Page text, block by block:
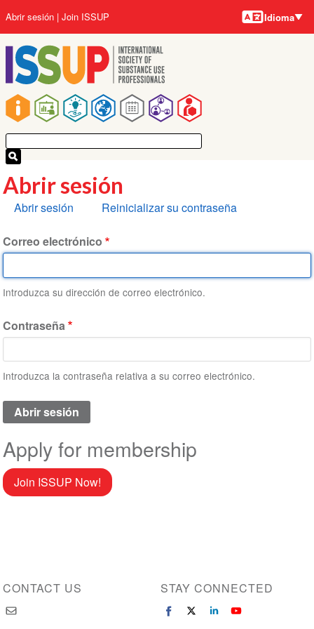
al
contenido
principal
Main
navigation
User
account
menu
Abrir sesión Join ISSUP Idiomas
Idioma
Abrir sesión
Solapas
Abrir sesión Reinicializar su contraseña
Correo electrónico
Introduzca su dirección de correo electrónico.
Contraseña
Introduzca la contraseña relativa a su correo electrónico.
Apply for membership
Join ISSUP Now!
CONTACT US STAY CONNECTED